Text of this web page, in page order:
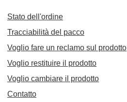
Stato dell'ordine
Tracciabilità del pacco
Voglio fare un reclamo sul prodotto
Voglio restituire il prodotto
Voglio cambiare il prodotto
Contatto